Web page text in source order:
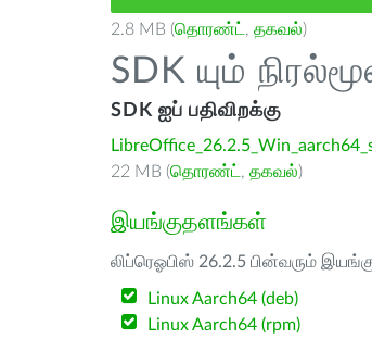
2.8 MB (தொரண்ட் , தகவல்)
SDK யும்
SDK ஐப் பதிவிறக்கு
22 MB (தொரண்ட் , தகவல்)
இயங்குதளங்கள்
லிப்ரெஓபிஸ் 26.2.5 பின்வரும்
Linux Aarch64 (deb)
Linux Aarch64 (rpm)